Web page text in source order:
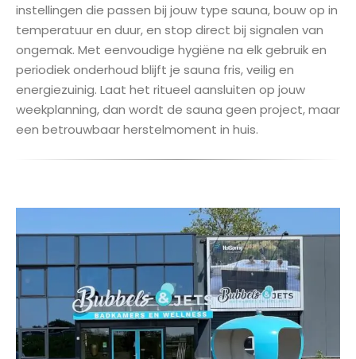
instellingen die passen bij jouw type sauna, bouw op in
temperatuur en duur, en stop direct bij signalen van
ongemak. Met eenvoudige hygiëne na elk gebruik en
periodiek onderhoud blijft je sauna fris, veilig en
energiezuinig. Laat het ritueel aansluiten op jouw
weekplanning, dan wordt de sauna geen project, maar
een betrouwbaar herstelmoment in huis.